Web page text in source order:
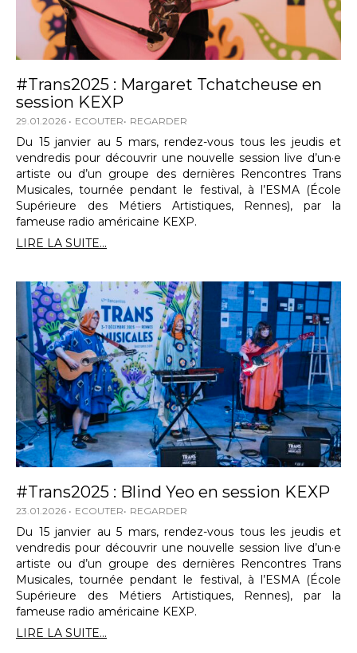
#Trans2025 : Margaret Tchatcheuse en
session KEXP
29.01.2026 ECOUTER REGARDER
Du 15 janvier au 5 mars, rendez-vous tous les jeudis et
vendredis pour découvrir une nouvelle session live d’un·e
artiste ou d’un groupe des dernières Rencontres Trans
Musicales, tournée pendant le festival, à l’ESMA (École
Supérieure des Métiers Artistiques, Rennes), par la
fameuse radio américaine KEXP.
LIRE LA SUITE...
#Trans2025 : Blind Yeo en session KEXP
23.01.2026 ECOUTER REGARDER
Du 15 janvier au 5 mars, rendez-vous tous les jeudis et
vendredis pour découvrir une nouvelle session live d’un·e
artiste ou d’un groupe des dernières Rencontres Trans
Musicales, tournée pendant le festival, à l’ESMA (École
Supérieure des Métiers Artistiques, Rennes), par la
fameuse radio américaine KEXP.
LIRE LA SUITE...